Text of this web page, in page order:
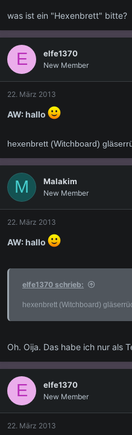
was ist ein "Hexenbrett" bitte?
E elfe1370
New Member
22. März 2013
AW: hallo
hexenbrett (Witchboard)
M Malakim
New Member
22. März 2013
AW: hallo
elfe1370 schrieb:
hexenbrett (Witchboard)
Oh. Oija. Das habe ich nur als
E elfe1370
New Member
22. März 2013